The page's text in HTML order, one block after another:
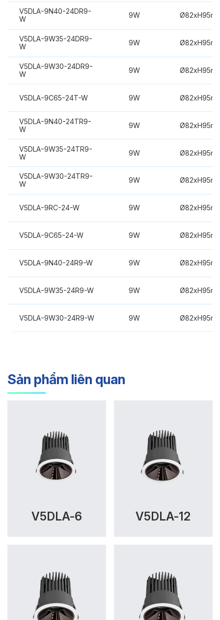
V5DLA-9N40-24DR9-
W
9W
V5DLA-9W35-24DR9-
W
9W
V5DLA-9W30-24DR9-
W
9W
V5DLA-9C65-24T-W 9W
V5DLA-9N40-24TR9-
W
9W
V5DLA-9W35-24TR9-
W
9W
V5DLA-9W30-24TR9-
W
9W
V5DLA-9RC-24-W 9W
V5DLA-9C65-24-W 9W
V5DLA-9N40-24R9-W 9W
V5DLA-9W35-24R9-W 9W
V5DLA-9W30-24R9-W 9W
Sản phẩm liên quan
V5DLA-6 V5DLA-12